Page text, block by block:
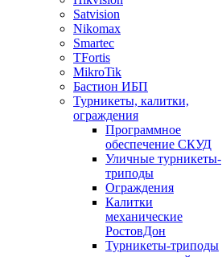
Satvision
Nikomax
Smartec
TFortis
MikroTik
Бастион ИБП
Турникеты, калитки,
ограждения
Программное
обеспечение СКУД
Уличные турникеты-
триподы
Ограждения
Калитки
механические
РостовДон
Турникеты-триподы